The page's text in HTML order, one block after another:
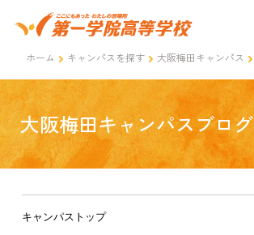
ホーム キャンパスを探す 大阪梅田キャンパス
大阪梅田キャンパスブログ
キャンパストップ